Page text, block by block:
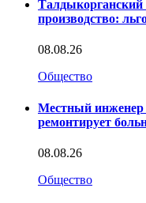
производство:
08.08.26
Общество
Местный инженер
ремонтирует
08.08.26
Общество